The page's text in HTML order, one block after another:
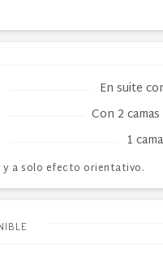
En suite
Con 2
1
y a solo efecto orientativo.